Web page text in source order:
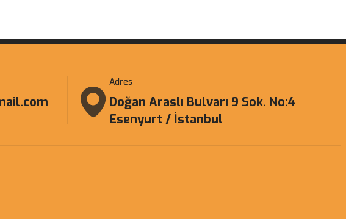
Adres
Doğan Araslı Bulvarı 9 Sok. No:4
Esenyurt / İstanbul